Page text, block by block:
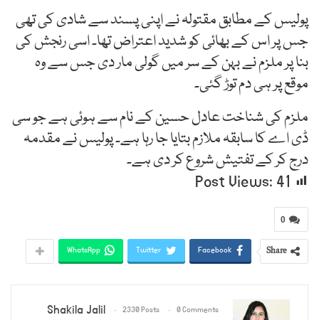
پولیس کے مطابق مقتولہ نے اپنی پسند سے شادی کی تھی
جس پر اس کے بھائی کو شدید اعتراض تھا۔ اسی رنجش کی
بنا پر ملزم نے بہن کے سر میں گولی مار دی جس سے وہ
موقع پر ہی دم توڑ گئی۔
ملزم کی شناخت عادل حسین کے نام سے ہوئی ہے جو سی
ڈی اے کا سابقہ ملازم بتایا جا رہا ہے۔ پولیس نے مقدمہ
درج کر کے تفتیش شروع کر دی ہے۔
Post Views: 41
0
Share
Facebook
Twitter
WhatsApp
Shakila Jalil 2330 Posts 0 Comments